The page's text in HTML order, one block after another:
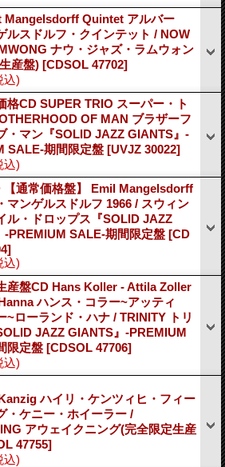
Mangelsdorff Quintet アルバー
ルスドルフ・クインテット / NOW
ナウ・ジャズ・ラムウォン
産盤) [CDSOL 47702]
込)
格CD SUPER TRIO スーパー・ト
OF MAN ブラザーフ
・マン『SOLID JAZZ GIANTS』-
SALE-期間限定盤 [UVJZ 30022]
込)
【通常価格盤】 Emil Mangelsdorff
マンゲルスドルフ 1966 / スウィン
ル・ドロップス『SOLID JAZZ
-PREMIUM SALE-期間限定盤 [CD
込)
産盤CD Hans Koller - Attila Zoller
ハンス・コラー~アッティ
~ローランド・ハナ / TRINITY トリ
JAZZ GIANTS』-PREMIUM
限定盤 [CDSOL 47706]
込)
ハイリ・ケンツィヒ・フィー
・ケニー・ホイーラー /
アウェイクニング(完全限定生産
47755]
込)